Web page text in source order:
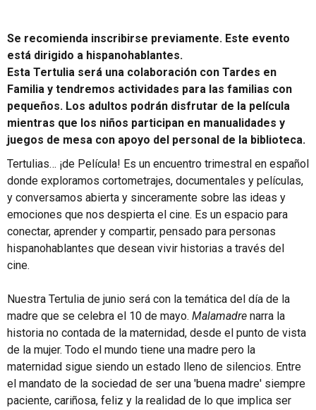
Se recomienda inscribirse previamente. Este evento
está dirigido a hispanohablantes.
Esta Tertulia será una colaboración con Tardes en
Familia y tendremos actividades para las familias con
pequeños. Los adultos podrán disfrutar de la película
mientras que los niños participan en manualidades y
juegos de mesa con apoyo del personal de la biblioteca.
Tertulias… ¡de Película! Es un encuentro trimestral en español
donde exploramos cortometrajes, documentales y películas,
y conversamos abierta y sinceramente sobre las ideas y
emociones que nos despierta el cine. Es un espacio para
conectar, aprender y compartir, pensado para personas
hispanohablantes que desean vivir historias a través del
cine.
Nuestra Tertulia de junio será con la temática del día de la
madre que se celebra el 10 de mayo. Malamadre narra la
historia no contada de la maternidad, desde el punto de vista
de la mujer. Todo el mundo tiene una madre pero la
maternidad sigue siendo un estado lleno de silencios. Entre
el mandato de la sociedad de ser una 'buena madre' siempre
paciente, cariñosa, feliz y la realidad de lo que implica ser